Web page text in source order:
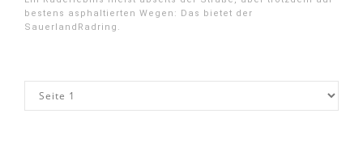
bestens asphaltierten Wegen: Das bietet der
SauerlandRadring.